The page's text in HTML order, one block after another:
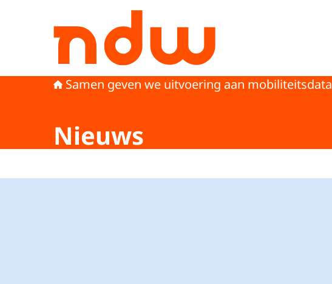
Naar de homepage van Nationaal Dataportaal Wegverkeer
Samen geven we uitvoering aan mobiliteitsdata
Nieuws